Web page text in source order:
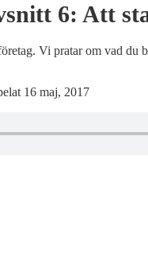
6: Att
Vi pratar om vad
16 maj, 2017